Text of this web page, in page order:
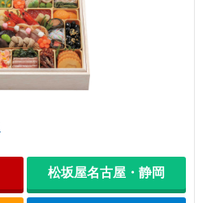
松坂屋名古屋・静岡